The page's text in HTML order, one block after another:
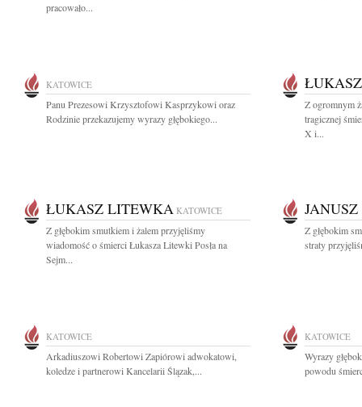
pracowało...
KATOWICE
Panu Prezesowi Krzysztofowi Kasprzykowi oraz
Rodzinie przekazujemy wyrazy głębokiego...
Z ogromnym
tragicznej
X i...
ŁUKASZ LITEWKA KATOWICE
Z głębokim smutkiem i żalem przyjęliśmy
wiadomość o śmierci Łukasza Litewki Posła na
Sejm...
Z głębokim
straty
KATOWICE
Arkadiuszowi Robertowi Zapiórowi adwokatowi,
koledze i partnerowi Kancelarii Ślązak,...
KATOWICE
Wyrazy
powodu